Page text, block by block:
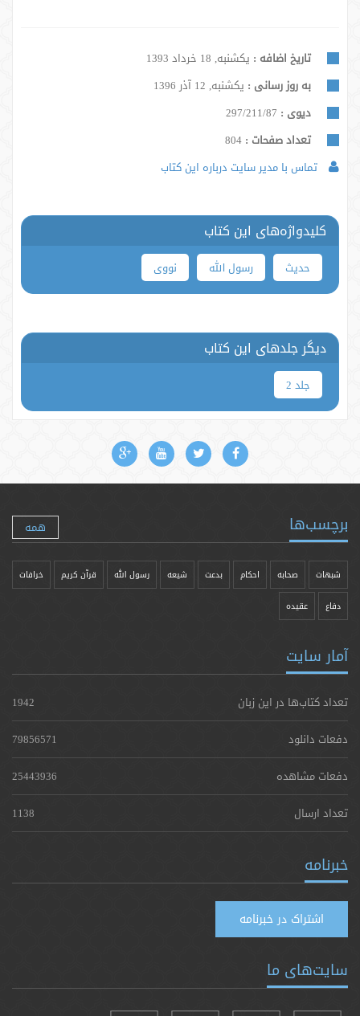
تاریخ اضافه : یکشنبه, 18 خرداد 1393
به روز رسانی : یکشنبه, 12 آذر 1396
دیوی : 297/211/87
تعداد صفحات :
تماس با مدیر سایت درباره این کتاب
کلیدواژه‌های این کتاب
حدیث رسول الله نووی
دیگر جلدهای این کتاب
جلد 2
برچسب‌ها همه
شبهات صحابه احکام بدعت شیعه رسول الله قرآن کریم خرافات
دفاع عقیده
آمار سایت
تعداد کتاب‌ها در این زبان
1942
دفعات دانلود
79856571
دفعات مشاهده
25443936
تعداد ارسال
1138
خبرنامه
اشتراک در خبرنامه
سایت‌های ما